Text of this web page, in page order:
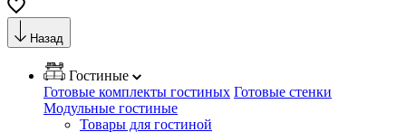
Назад
Гостиные
Готовые комплекты гостиных Готовые стенки
Модульные гостиные
Товары для гостиной